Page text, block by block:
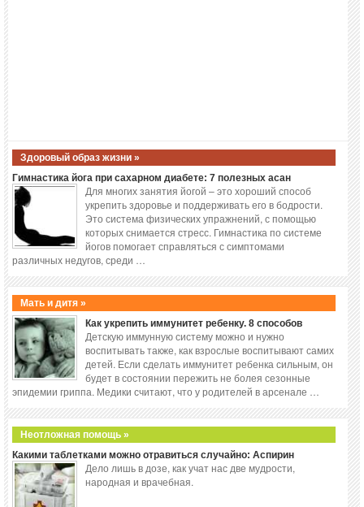
Здоровый образ жизни »
Гимнастика йога при сахарном диабете: 7 полезных асан
Для многих занятия йогой – это хороший способ
укрепить здоровье и поддерживать его в бодрости.
Это система физических упражнений, с помощью
которых снимается стресс. Гимнастика по системе
йогов помогает справляться с симптомами
различных недугов, среди …
Мать и дитя »
Как укрепить иммунитет ребенку. 8 способов
Детскую иммунную систему можно и нужно
воспитывать также, как взрослые воспитывают самих
детей. Если сделать иммунитет ребенка сильным, он
будет в состоянии пережить не болея сезонные
эпидемии гриппа. Медики считают, что у родителей в арсенале …
Неотложная помощь »
Какими таблетками можно отравиться случайно: Аспирин
Дело лишь в дозе, как учат нас две мудрости,
народная и врачебная.